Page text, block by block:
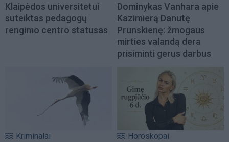
Klaipėdos universitetui
suteiktas pedagogų
rengimo centro statusas
Dominykas Vanhara apie
Kazimierą Danutę
Prunskienę: žmogaus
mirties valandą dera
prisiminti gerus darbus
Kriminalai Horoskopai